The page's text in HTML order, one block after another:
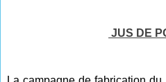
JUS DE